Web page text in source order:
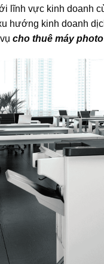
lĩnh vực kinh doanh
hướng kinh doanh
cho thuê máy